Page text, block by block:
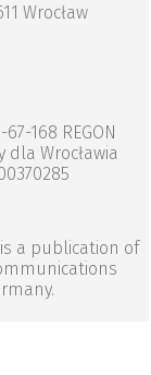
Wrocław
168 REGON
dla Wrocławia
a publication of